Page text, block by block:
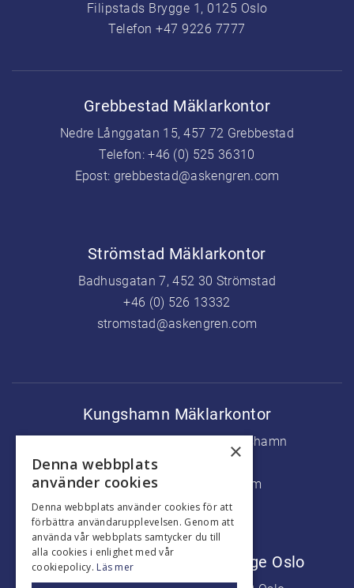
Filipstads Brygge 1, 0125 Oslo
Telefon +47 9226 7777
Grebbestad Mäklarkontor
Nedre Långgatan 15, 457 72 Grebbestad
Telefon:+46 (0) 525 36310
Epost: grebbestad@askengren.com
Strömstad Mäklarkontor
Badhusgatan 7, 452 30 Strömstad
+46 (0) 526 13332
stromstad@askengren.com
Kungshamn Mäklarkontor
Köpmanstorget 5, 456 31 Kungshamn
+46 (0) 523 37500
kungshamn@askengren.com
Marknadsföringskontor Norge Oslo
×
Denna webbplats
använder cookies
Denna webbplats använder cookies för att
förbättra användarupplevelsen. Genom att
använda vår webbplats samtycker du till
alla cookies i enlighet med vår
cookiepolicy. Läs mer